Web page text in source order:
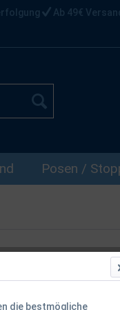
Ab 49€
Posen /
Hybrida W1
die bestmögliche